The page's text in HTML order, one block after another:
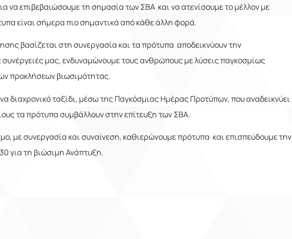
να επιβεβαιώσουμε τη σημασία των ΣΒΑ και να ατενίσουμε το μέλλον με
είναι σήμερα πιο σημαντικά από κάθε άλλη φορά.
βασίζεται στη συνεργασία και τα πρότυπα αποδεικνύουν την
μας, ενδυναμώνουμε τους ανθρώπους με λύσεις παγκοσμίως
προκλήσεων βιωσιμότητας.
διαχρονικό ταξίδι, μέσω της Παγκόσμιας Ημέρας Προτύπων, που αναδεικνύει
τα πρότυπα συμβάλλουν στην επίτευξη των ΣΒΑ.
με συνεργασία και συναίνεση, καθιερώνουμε πρότυπα και επισπεύδουμε την
για τη βιώσιμη Ανάπτυξη.